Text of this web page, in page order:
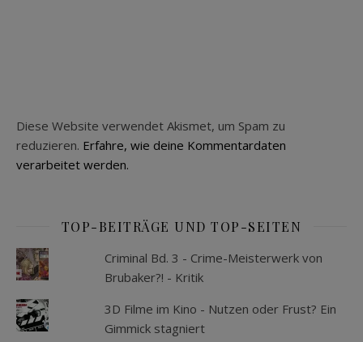
Diese Website verwendet Akismet, um Spam zu
reduzieren. Erfahre, wie deine Kommentardaten
verarbeitet werden.
TOP-BEITRÄGE UND TOP-SEITEN
Criminal Bd. 3 - Crime-Meisterwerk von
Brubaker?! - Kritik
3D Filme im Kino - Nutzen oder Frust? Ein
Gimmick stagniert